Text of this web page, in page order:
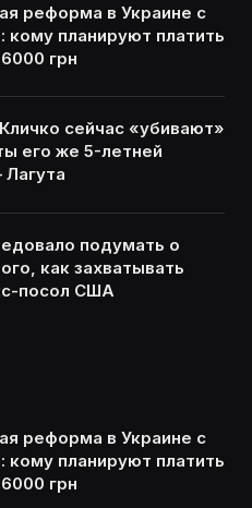
реформа в Украине с
кому планируют платить
грн
сейчас «убивают»
его же 5-летней
подумать о
как захватывать
посол США
реформа в Украине с
кому планируют платить
грн